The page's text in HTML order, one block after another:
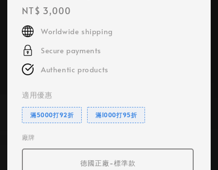
Regular
price
NT$ 3,000
Worldwide shipping
Secure payments
Authentic products
適用優惠
滿5000打92折 滿1000打95折
廠牌
德國正廠-標準款